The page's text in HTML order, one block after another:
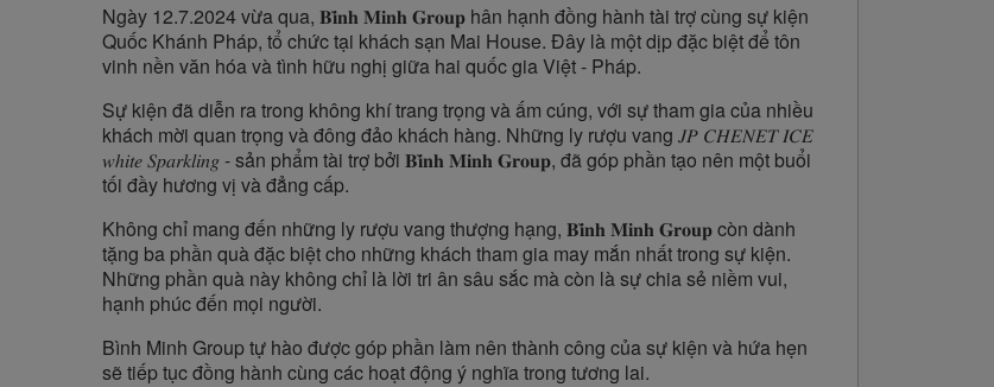
Ngày 12.7.2024 vừa qua, 𝐁𝐢̀𝐧𝐡 𝐌𝐢𝐧𝐡 𝐆𝐫𝐨𝐮𝐩 hân hạnh đồng hành tài trợ cùng sự kiện
Quốc Khánh Pháp, tổ chức tại khách sạn Mai House. Đây là một dịp đặc biệt để tôn
vinh nền văn hóa và tình hữu nghị giữa hai quốc gia Việt - Pháp.
Sự kiện đã diễn ra trong không khí trang trọng và ấm cúng, với sự tham gia của nhiều
khách mời quan trọng và đông đảo khách hàng. Những ly rượu vang 𝐽𝑃 𝐶𝐻𝐸𝑁𝐸𝑇 𝐼𝐶𝐸
𝑤ℎ𝑖𝑡𝑒 𝑆𝑝𝑎𝑟𝑘𝑙𝑖𝑛𝑔 - sản phẩm tài trợ bởi 𝐁𝐢̀𝐧𝐡 𝐌𝐢𝐧𝐡 𝐆𝐫𝐨𝐮𝐩, đã góp phần tạo nên một buổi
tối đầy hương vị và đẳng cấp.
Không chỉ mang đến những ly rượu vang thượng hạng, 𝐁𝐢̀𝐧𝐡 𝐌𝐢𝐧𝐡 𝐆𝐫𝐨𝐮𝐩 còn dành
tặng ba phần quà đặc biệt cho những khách tham gia may mắn nhất trong sự kiện.
Những phần quà này không chỉ là lời tri ân sâu sắc mà còn là sự chia sẻ niềm vui,
hạnh phúc đến mọi người.
Bình Minh Group tự hào được góp phần làm nên thành công của sự kiện và hứa hẹn
sẽ tiếp tục đồng hành cùng các hoạt động ý nghĩa trong tương lai.